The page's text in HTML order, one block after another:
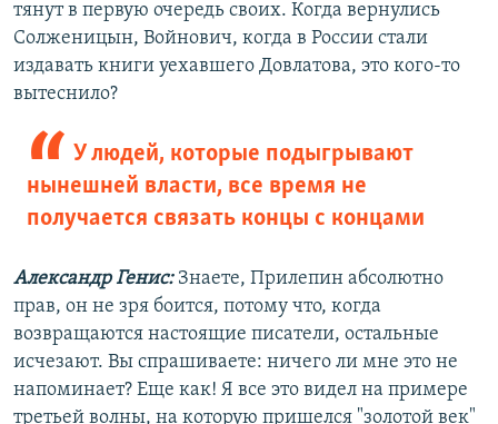
тянут в первую очередь своих. Когда вернулись
Солженицын, Войнович, когда в России стали
издавать книги уехавшего Довлатова, это кого-то
вытеснило?
У людей, которые подыгрывают
нынешней власти, все время не
получается связать концы с концами
Александр Генис: Знаете, Прилепин абсолютно
прав, он не зря боится, потому что, когда
возвращаются настоящие писатели, остальные
исчезают. Вы спрашиваете: ничего ли мне это не
напоминает? Еще как! Я все это видел на примере
третьей волны, на которую пришелся "золотой век"